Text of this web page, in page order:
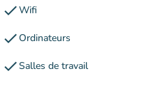
checkWifi
checkOrdinateurs
checkSalles de travail